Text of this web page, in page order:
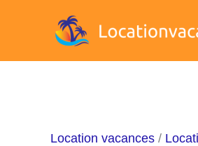
Location vacances /